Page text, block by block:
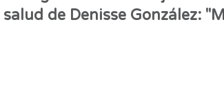
salud de Denisse González: